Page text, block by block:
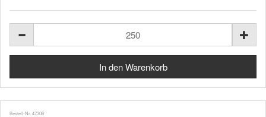
Bestell-Nr. 47308